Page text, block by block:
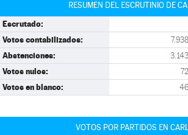
RESUMEN DEL ESCRUTINIO DE
Escrutado:
Votos contabilizados: 7.938
Abstenciones: 3.143
Votos nulos: 72
Votos en blanco: 46
VOTOS POR PARTIDOS EN